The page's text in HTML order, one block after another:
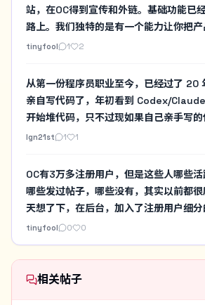
站，在OC得到宣传和外链。基础功能已
路上。我们独特的是有一个能力让你把
视频也可以列在你的产品页下方。方便更
复杂的互动都自动化，这个产品页还是
产品页的
tinyfool 1 2
从第一份程序员职业至今，已经过了 20
亲自写代码了，年初看到 Codex/
开始堆代码，只不过现如果自己亲手写
码放在一起，我开始有种耻感涌上来。是
lgn21st 1 1
OC有3万多注册用户，但是这些人哪些活
哪些发过帖子，哪些没有，其实以前都
天想了下，在后台，加入了注册用户细
子一目了然了。图片是测试服务器的测试
tinyfool 0 0
相关帖子